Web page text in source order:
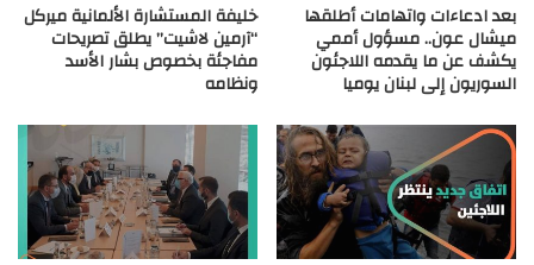
بعد ادعاءات واتهامات أطلقها
ميشال عون.. مسؤول أممي
يكشف عن ما يقدمه اللاجئون
السوريون إلى لبنان يوميا
خليفة المستشارة الألمانية ميركل
“آرمين لاشيت” يطلق تصريحات
مفاجئة بخصوص بشار الأسد
ونظامه